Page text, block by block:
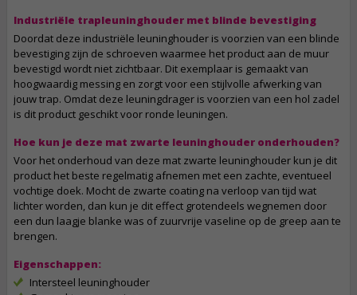
Industriële trapleuninghouder met blinde bevestiging
Doordat deze industriële leuninghouder is voorzien van een blinde
bevestiging zijn de schroeven waarmee het product aan de muur
bevestigd wordt niet zichtbaar. Dit exemplaar is gemaakt van
hoogwaardig messing en zorgt voor een stijlvolle afwerking van
jouw trap. Omdat deze leuningdrager is voorzien van een hol zadel
is dit product geschikt voor ronde leuningen.
Hoe kun je deze mat zwarte leuninghouder onderhouden?
Voor het onderhoud van deze mat zwarte leuninghouder kun je dit
product het beste regelmatig afnemen met een zachte, eventueel
vochtige doek. Mocht de zwarte coating na verloop van tijd wat
lichter worden, dan kun je dit effect grotendeels wegnemen door
een dun laagje blanke was of zuurvrije vaseline op de greep aan te
brengen.
Eigenschappen:
Intersteel leuninghouder